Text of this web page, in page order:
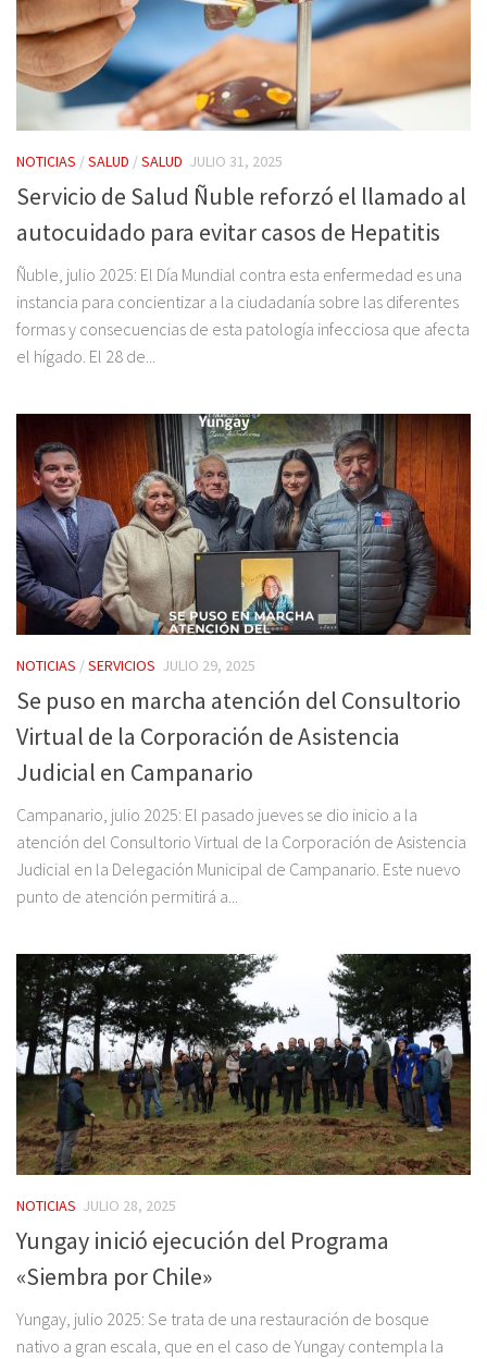
NOTICIAS /SALUD /SALUD JULIO 31, 2025
Servicio de Salud Ñuble reforzó el llamado al
autocuidado para evitar casos de Hepatitis
Ñuble, julio 2025: El Día Mundial contra esta enfermedad es una
instancia para concientizar a la ciudadanía sobre las diferentes
formas y consecuencias de esta patología infecciosa que afecta
el hígado. El 28 de...
NOTICIAS /SERVICIOS JULIO 29, 2025
Se puso en marcha atención del Consultorio
Virtual de la Corporación de Asistencia
Judicial en Campanario
Campanario, julio 2025: El pasado jueves se dio inicio a la
atención del Consultorio Virtual de la Corporación de Asistencia
Judicial en la Delegación Municipal de Campanario. Este nuevo
punto de atención permitirá a...
NOTICIAS JULIO 28, 2025
Yungay inició ejecución del Programa
«Siembra por Chile»
Yungay, julio 2025: Se trata de una restauración de bosque
nativo a gran escala, que en el caso de Yungay contempla la